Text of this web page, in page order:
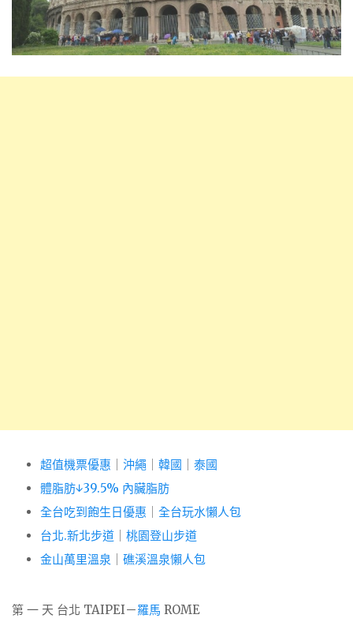
超值機票優惠 沖繩 韓國
泰國
體脂肪↓39.5% 內臟脂肪
全台吃到飽生日優惠
全台玩水懶人包
台北.新北步道
桃園登山步道
金山萬里溫泉
礁溪溫泉懶人包
第 一 天 台北 TAIPEI－羅馬 ROME